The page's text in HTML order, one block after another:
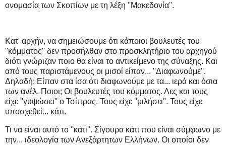
ονομασία των Σκοπίων με τη λέξη ''Μακεδονία''.
Κατ' αρχήν, να σημειώσουμε ότι κάποιοι βουλευτές του
''κόμματος'' δεν προσήλθαν στο προσκλητήριο του αρχηγού
διότι γνώριζαν ποιο θα είναι το αντικείμενο της σύναξης. Και
από τους παριστάμενους οι μισοί είπαν... ''Διαφωνούμε''.
Δηλαδή; Είπαν στα ίσα ότι διαφωνούμε με τα... ιερά και όσια
των ανέλ. Ποιοι; Οι βουλευτές του κόμματος. Λες και τους
είχε ''γυψώσει'' ο Τσίπρας. Τους είχε ''μιλήσει''. Τους είχε
υποσχεθεί... κάτι.
Τι να είναι αυτό το ''κάτι''. Σίγουρα κάτι που είναι σύμφωνο με
την... ιδεολογία των Ανεξάρτητων Ελλήνων. Οι οποίοι δεν